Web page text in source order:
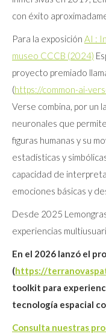
con éxito
Para la exposición AI :
museo CCCB (2024)
proyecto premiado
(https://common-ai-
Verse combina, por un
neuronales que
figuras humanas y su
estadísticas y
capacidad de
emociones básicas y
Desde 2025
experiencias
En el 2026 lanzó el
(https://
toolkit para
tecnología espacial
Consulta nuestras